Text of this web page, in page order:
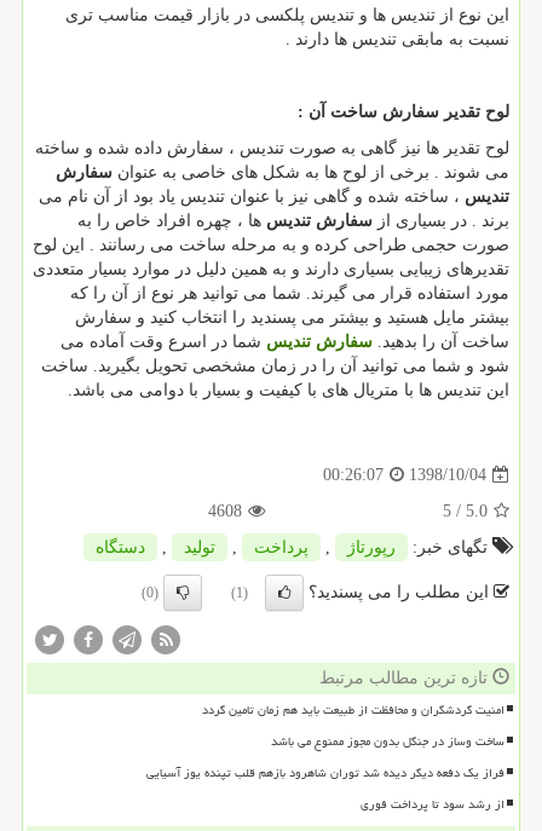
این نوع از تندیس ها و تندیس پلکسی در بازار قیمت مناسب تری
نسبت به مابقی تندیس ها دارند .
لوح تقدیر سفارش ساخت آن :
لوح تقدیر ها نیز گاهی به صورت تندیس ، سفارش داده شده و ساخته
می شوند . برخی از لوح ها به شکل های خاصی به عنوان سفارش
تندیس ، ساخته شده و گاهی نیز با عنوان تندیس یاد بود از آن نام می
برند . در بسیاری از سفارش تندیس ها ، چهره افراد خاص را به
صورت حجمی طراحی کرده و به مرحله ساخت می رسانند . این لوح
تقدیرهای زیبایی بسیاری دارند و به همین دلیل در موارد بسیار متعددی
مورد استفاده قرار می گیرند. شما می توانید هر نوع از آن را که
بیشتر مایل هستید و بیشتر می پسندید را انتخاب کنید و سفارش
ساخت آن را بدهید. سفارش تندیس شما در اسرع وقت آماده می
شود و شما می توانید آن را در زمان مشخصی تحویل بگیرید. ساخت
این تندیس ها با متریال های با کیفیت و بسیار با دوامی می باشد.
1398/10/04
00:26:07
5.0
/ 5
4608
تگهای خبر:
رپورتاژ , پرداخت , تولید , دستگاه
این مطلب را می پسندید؟ (1)
(0)
تازه ترین مطالب مرتبط
امنیت گردشگران و محافظت از طبیعت باید هم زمان تامین گردد
ساخت وساز در جنگل بدون مجوز ممنوع می باشد
فراز یک دفعه دیگر دیده شد توران شاهرود بازهم قلب تپنده یوز آسیایی
از رشد سود تا پرداخت فوری